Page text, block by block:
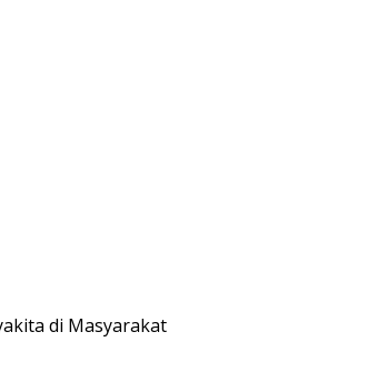
di Masyarakat